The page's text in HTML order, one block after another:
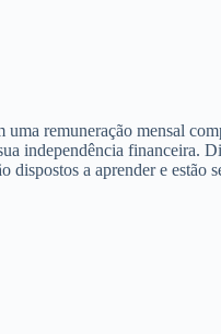
remuneração mensal
independência financeira.
a aprender e